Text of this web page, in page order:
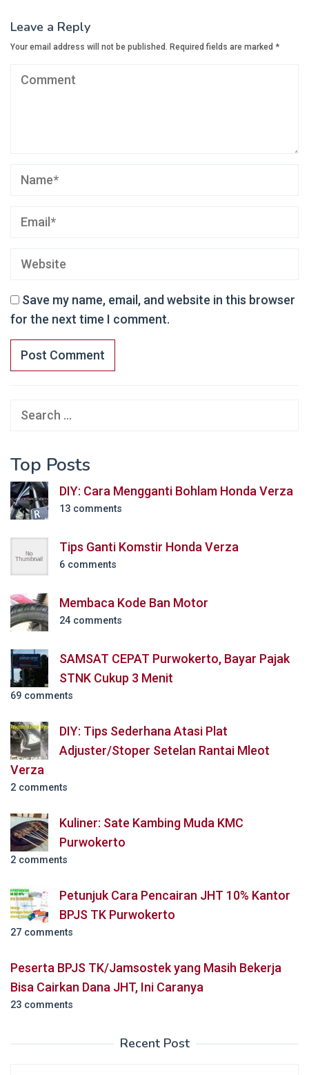
Leave a Reply
Your email address will not be published. Required fields are marked *
Save my name, email, and website in this browser
for the next time I comment.
Search
Top Posts
DIY: Cara Mengganti Bohlam Honda Verza
13 comments
Tips Ganti Komstir Honda Verza
6 comments
Membaca Kode Ban Motor
24 comments
SAMSAT CEPAT Purwokerto, Bayar Pajak
STNK Cukup 3 Menit
69 comments
DIY: Tips Sederhana Atasi Plat
Adjuster/Stoper Setelan Rantai Mleot
Verza
2 comments
Kuliner: Sate Kambing Muda KMC
Purwokerto
2 comments
Petunjuk Cara Pencairan JHT 10% Kantor
BPJS TK Purwokerto
27 comments
Peserta BPJS TK/Jamsostek yang Masih Bekerja
Bisa Cairkan Dana JHT, Ini Caranya
23 comments
Recent Post